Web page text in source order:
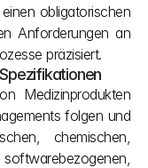
obligatorischen
Anforderungen an
präzisiert.
Medizinprodukten
folgen und
chemischen,